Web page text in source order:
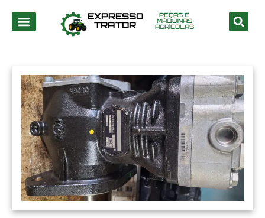
EXPRESSO
TRATOR
PEÇAS E
MÁQUINAS
AGRÍCOLAS